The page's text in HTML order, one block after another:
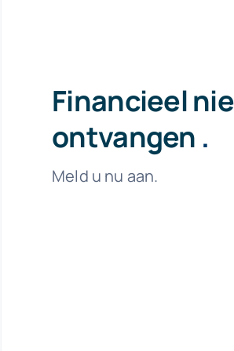
Financieel
ontvangen .
Meld u nu aan.